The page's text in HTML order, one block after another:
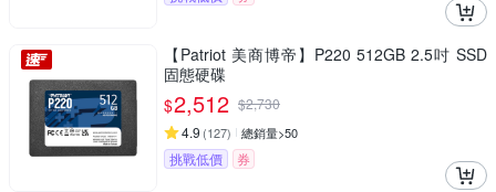
【Patriot 美商博帝】P220 512GB 2.5吋 SSD
固態硬碟
$2,512 $2,730
4.9 (127) 總銷量>50
挑戰低價 券